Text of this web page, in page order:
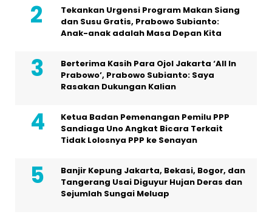
Tekankan Urgensi Program Makan Siang
dan Susu Gratis, Prabowo Subianto:
Anak-anak adalah Masa Depan Kita
Berterima Kasih Para Ojol Jakarta ‘All In
Prabowo’, Prabowo Subianto: Saya
Rasakan Dukungan Kalian
Ketua Badan Pemenangan Pemilu PPP
Sandiaga Uno Angkat Bicara Terkait
Tidak Lolosnya PPP ke Senayan
Banjir Kepung Jakarta, Bekasi, Bogor, dan
Tangerang Usai Diguyur Hujan Deras dan
Sejumlah Sungai Meluap